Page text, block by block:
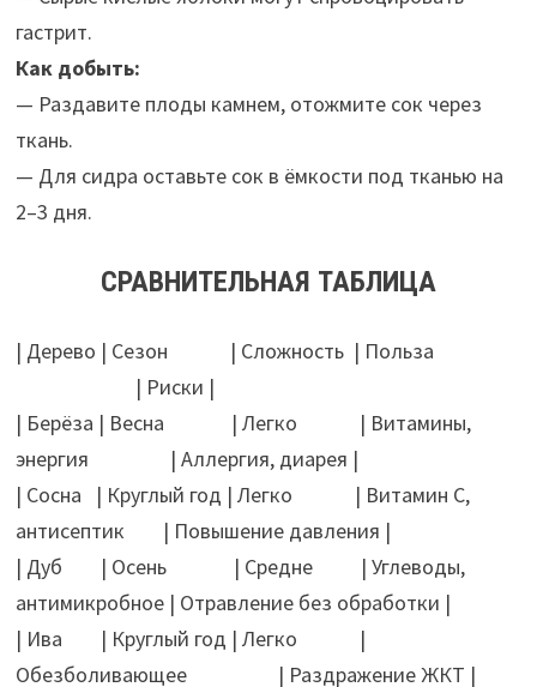
гастрит.
Как добыть:
— Раздавите плоды камнем, отожмите сок через
ткань.
— Для сидра оставьте сок в ёмкости под тканью на
2–3 дня.
СРАВНИТЕЛЬНАЯ ТАБЛИЦА
| Дерево | Сезон | Сложность | Польза
| Риски |
| Берёза | Весна | Легко | Витамины,
энергия | Аллергия, диарея |
| Сосна | Круглый год | Легко | Витамин С,
антисептик | Повышение давления |
| Дуб | Осень | Средне | Углеводы,
антимикробное | Отравление без обработки |
| Ива | Круглый год | Легко |
Обезболивающее | Раздражение ЖКТ |